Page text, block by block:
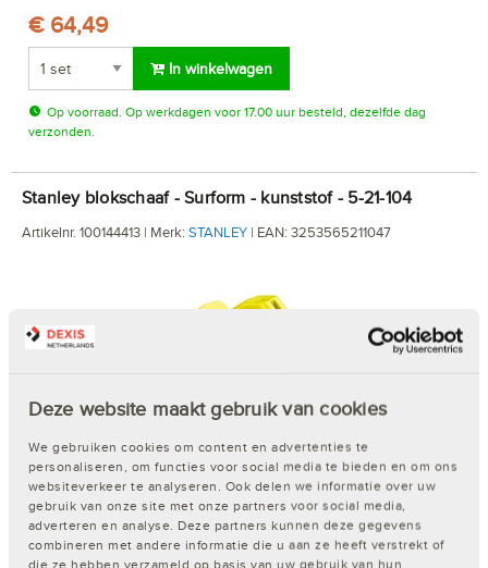
Deze website maakt gebruik van cookies
We gebruiken cookies om content en advertenties te
personaliseren, om functies voor social media te bieden en om ons
websiteverkeer te analyseren. Ook delen we informatie over uw
gebruik van onze site met onze partners voor social media,
adverteren en analyse. Deze partners kunnen deze gegevens
combineren met andere informatie die u aan ze heeft verstrekt of
die ze hebben verzameld op basis van uw gebruik van hun
€ 64,49
In winkelwagen
Op voorraad. Op werkdagen voor 17.00 uur besteld, dezelfde dag
verzonden.
Stanley blokschaaf - Surform - kunststof - 5-21-104
Artikelnr. 100144413 | Merk: STANLEY | EAN: 3253565211047
€ 9,53
In winkelwagen
Op voorraad. Op werkdagen voor 17.00 uur besteld, dezelfde dag
verzonden.